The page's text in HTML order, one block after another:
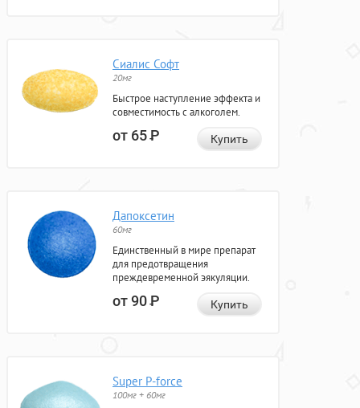
Сиалис Софт
20мг
Быстрое наступление эффекта и
совместимость с алкоголем.
от 65Р Купить
Дапоксетин
60мг
Единственный в мире препарат
для предотвращения
преждевременной эякуляции.
от 90Р Купить
Super P-force
100мг + 60мг